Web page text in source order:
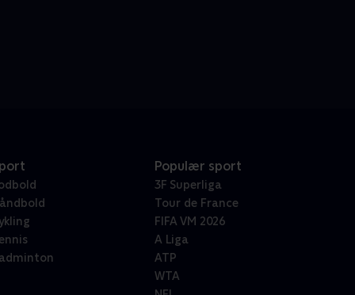
Populær sport
3F Superliga
Tour de France
FIFA VM 2026
A Liga
ATP
WTA